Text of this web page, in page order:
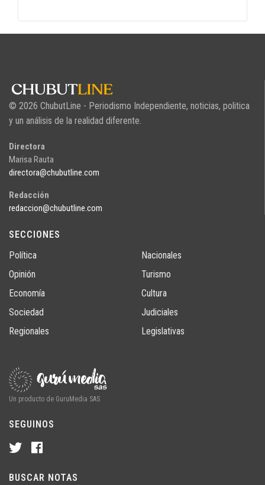
© 2026 ChubutLine - Periodismo Independiente, noticias, politica
y un análisis de la realidad diferente.
Directora
Marisa Rauta
directora@chubutline.com
Redacción
redaccion@chubutline.com
SECCIONES
Política
Opinión
Economía
Sociedad
Regionales
Nacionales
Turismo
Cultura
Judiciales
Legislativas
Un producto de GuruMedia SAS
SEGUINOS
BUSCAR NOTAS